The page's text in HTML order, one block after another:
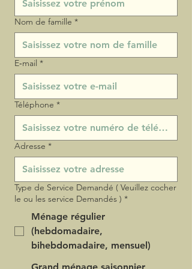
Nom de famille *
E‑mail *
Téléphone *
Adresse *
Type de Service Demandé ( Veuillez cocher
le ou les service Demandés ) *
Ménage régulier
(hebdomadaire,
bihebdomadaire, mensuel)